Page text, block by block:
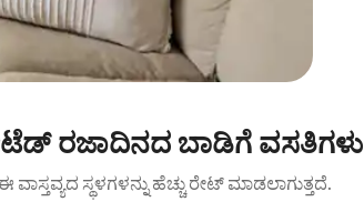
ರಜಾದಿನದ ಬಾಡಿಗೆ ವಸತಿಗಳು
ಈ ವಾಸ್ತವ್ಯದ ಸ್ಥಳಗಳನ್ನು ಹೆಚ್ಚು ರೇಟ್ ಮಾಡಲಾಗುತ್ತದೆ.